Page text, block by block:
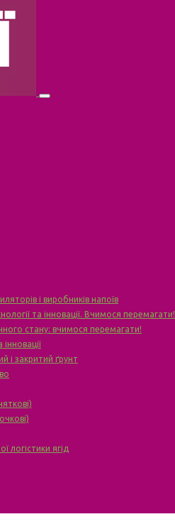
і виробників напоїв
та інновації. Вчимося перемагати!
стану: вчимося перемагати!
і закритий ґрунт
логістики ягід